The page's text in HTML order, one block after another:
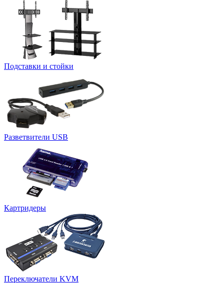
Подставки и стойки
Разветвители USB
Картридеры
Переключатели KVM